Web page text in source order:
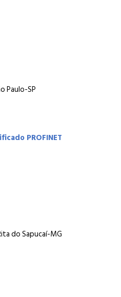
Paulo-SP
PROFINET
do Sapucaí-MG